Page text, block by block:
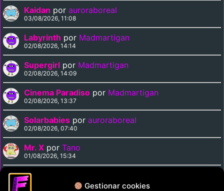
Gestionar cookies
Kaidan por auroraboreal
03/08/2026, 11:08
Labyrinth por Madmartigan
02/08/2026, 14:14
Supergirl por Madmartigan
02/08/2026, 14:09
Cinema Paradiso por Madmartigan
02/08/2026, 13:37
Solarbabies por auroraboreal
02/08/2026, 07:40
Mr. X por Tano
01/08/2026, 15:34
Medusa Against the Son of Hercules
01/08/2026, 15:15